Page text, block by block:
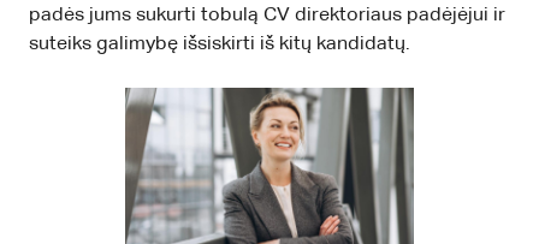
padės jums sukurti tobulą CV direktoriaus padėjėjui ir
suteiks galimybę išsiskirti iš kitų kandidatų.